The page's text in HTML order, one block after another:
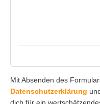
Mit Absenden des
Datenschutzerklärung